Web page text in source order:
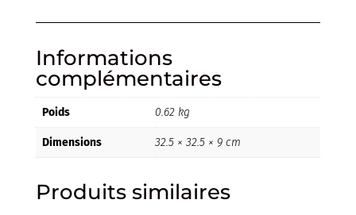
Informations
complémentaires
Poids 0.62 kg
Dimensions 32.5 × 32.5 × 9 cm
Produits similaires